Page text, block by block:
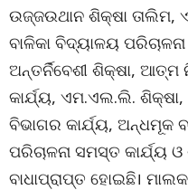
ଉଜ୍ଜଉଥାନ ଶିକ୍ଷା ତାଲିମ,
ବାଳିକା ବିଦ୍ୟାଳୟ
ଅନ୍ତର୍ନିବେଶୀ ଶିକ୍ଷା, ଆତ୍ମ
କାର୍ଯ୍ୟ, ଏମ.ଏଲ.ଲି.
ବିଭାଗର କାର୍ଯ୍ୟ, ଅନ୍ଧମୂକ
ପରିଚାଳନା ସମସ୍ତ କାର୍ଯ୍ୟ ଓ
ବାଧାପ୍ରାପ୍ତ ହୋଇଛି।